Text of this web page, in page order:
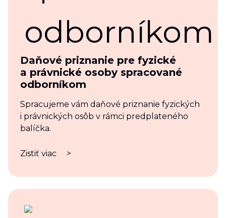
Daňové priznanie pre fyzické
a právnické osoby spracované
odborníkom
Spracujeme vám daňové priznanie fyzických
i právnických osôb v rámci predplateného
balíčka.
Zistiť viac >